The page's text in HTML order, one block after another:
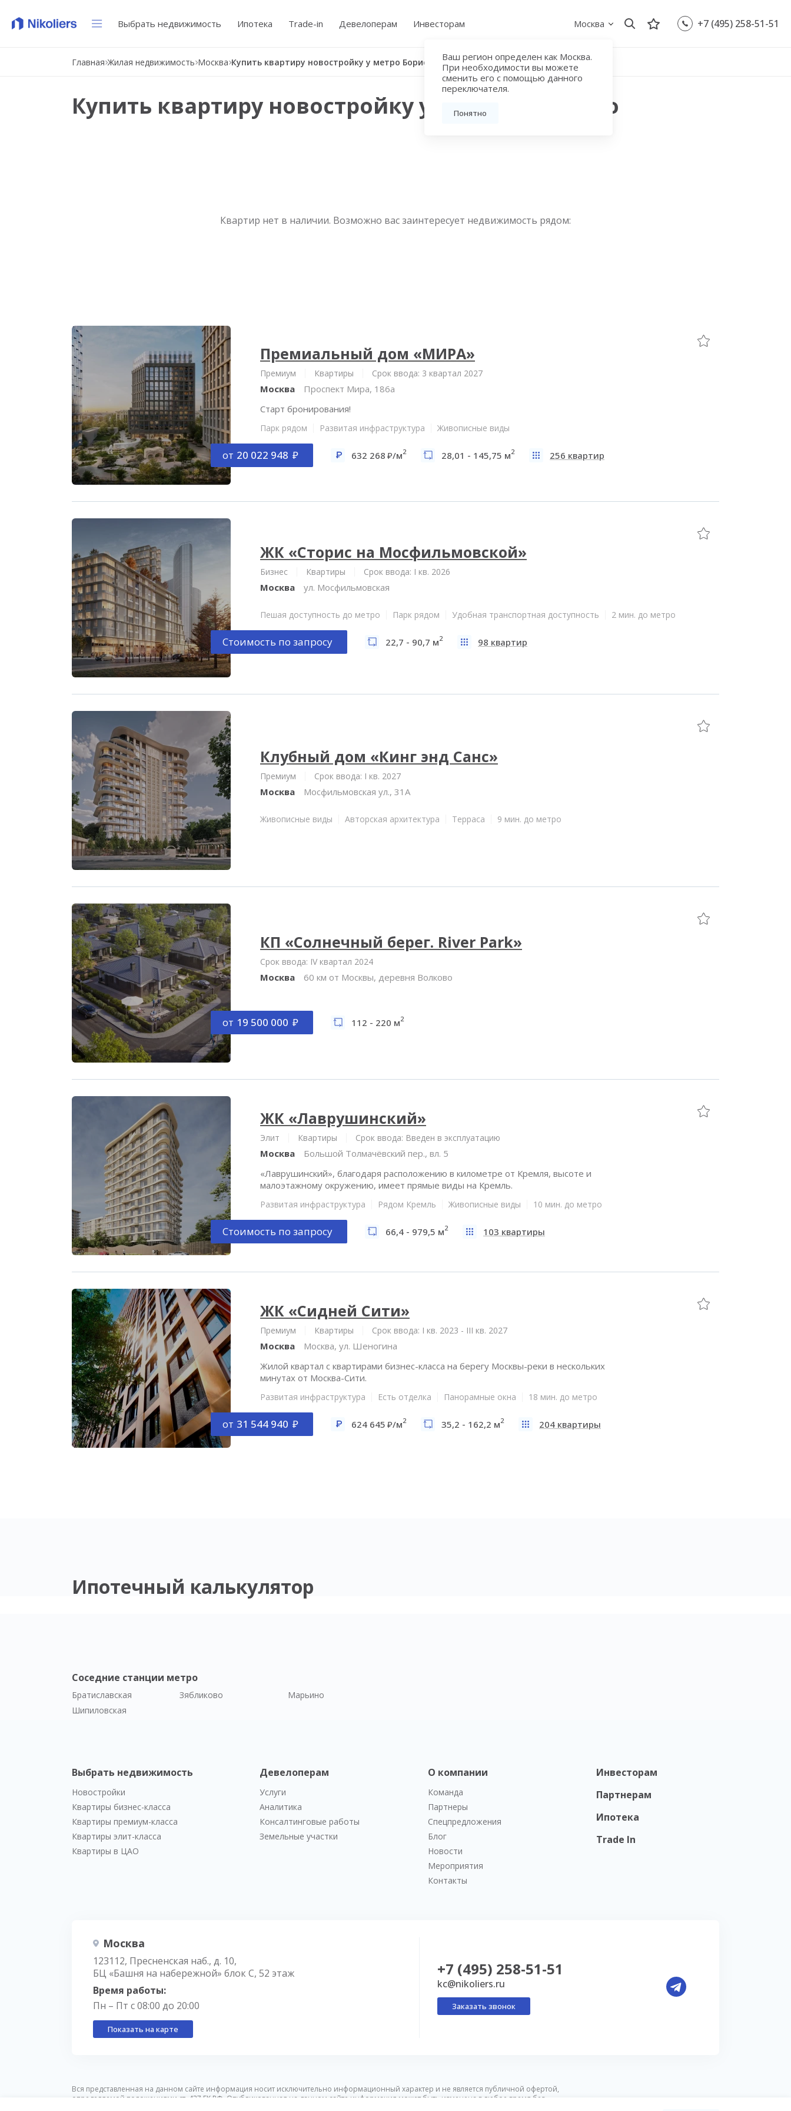
Выбрать недвижимость Ипотека Trade-in Девелоперам Инвесторам Москва
Ваш регион определен как Москва.
При необходимости вы можете
сменить его с помощью данного
переключателя.
Понятно
+7 (495) 258-51-51
Главная Жилая недвижимость Москва Купить квартиру новостройку у метро Борисово
Купить квартиру новостройку у метро Борисово
Квартир нет в наличии. Возможно вас заинтересует недвижимость рядом:
Премиальный дом «МИРА»
Премиум Квартиры Срок ввода: 3 квартал 2027
Москва
Проспект Мира, 186а
Старт бронирования!
Парк рядом Развитая инфраструктура Живописные виды
от 20 022 948 632 268 /м2 28,01 - 145,75 м2 256 квартир
ЖК «Сторис на Мосфильмовской»
Бизнес Квартиры Срок ввода: I кв. 2026
Москва ул. Мосфильмовская
Пешая доступность до метро Парк рядом Удобная транспортная доступность 2 мин. до метро
Стоимость по запросу 22,7 - 90,7 м2 98 квартир
Клубный дом «Кинг энд Санс»
Премиум Срок ввода: I кв. 2027
Москва Мосфильмовская ул., 31А
Живописные виды Авторская архитектура Терраса 9 мин. до метро
КП «Солнечный берег. River Park»
Срок ввода: IV квартал 2024
Москва 60 км от Москвы, деревня Волково
от 19 500 000 112 - 220 м2
ЖК «Лаврушинский»
Элит Квартиры Срок ввода: Введен в эксплуатацию
Москва
Большой Толмачёвский пер., вл. 5
«Лаврушинский», благодаря расположению в километре от Кремля, высоте и
малоэтажному окружению, имеет прямые виды на Кремль.
Развитая инфраструктура Рядом Кремль Живописные виды 10 мин. до метро
Стоимость по запросу 66,4 - 979,5 м2 103 квартиры
ЖК «Сидней Сити»
Премиум Квартиры Срок ввода: I кв. 2023 - III кв. 2027
Москва
Москва, ул. Шеногина
Жилой квартал с квартирами бизнес-класса на берегу Москвы-реки в нескольких
минутах от Москва-Сити.
Развитая инфраструктура Есть отделка Панорамные окна 18 мин. до метро
от 31 544 940 624 645 /м2 35,2 - 162,2 м2 204 квартиры
Ипотечный калькулятор
Соседние станции метро
Братиславская Зябликово
Марьино
Шипиловская
Выбрать недвижимость
Новостройки
Квартиры бизнес-класса
Квартиры премиум-класса
Квартиры элит-класса
Квартиры в ЦАО
Девелоперам
Услуги
Аналитика
Консалтинговые работы
Земельные участки
О компании
Команда
Партнеры
Спецпредложения
Блог
Новости
Мероприятия
Контакты
Инвесторам
Партнерам
Ипотека
Trade In
Москва
123112, Пресненская наб., д. 10,
БЦ «Башня на набережной» блок С, 52 этаж
Время работы:
Пн – Пт с 08:00 до 20:00
Показать на карте
+7 (495) 258-51-51
kc@nikoliers.ru
Заказать звонок
Вся представленная на данном сайте информация носит исключительно информационный характер и не является публичной офертой,
определяемой положениями ст. 437 ГК РФ. Опубликованная на данном сайте информация может быть изменена в любое время без